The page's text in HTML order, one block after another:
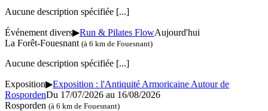
Aucune description spécifiée [...]
Événement divers▶Run & Pilates FlowAujourd'hui
La Forêt-Fouesnant (à 6 km de Fouesnant)
Aucune description spécifiée [...]
Exposition▶Exposition : l'Antiquité Armoricaine Autour de
RospordenDu 17/07/2026 au 16/08/2026
Rosporden (à 6 km de Fouesnant)